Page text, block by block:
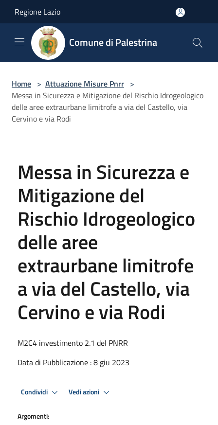
Regione Lazio
Comune di Palestrina
Home > Attuazione Misure Pnrr >
Messa in Sicurezza e Mitigazione del Rischio Idrogeologico
delle aree extraurbane limitrofe a via del Castello, via
Cervino e via Rodi
Messa in Sicurezza e
Mitigazione del
Rischio Idrogeologico
delle aree
extraurbane limitrofe
a via del Castello, via
Cervino e via Rodi
M2C4 investimento 2.1 del PNRR
Data di Pubblicazione : 8 giu 2023
Condividi Vedi azioni
Argomenti: